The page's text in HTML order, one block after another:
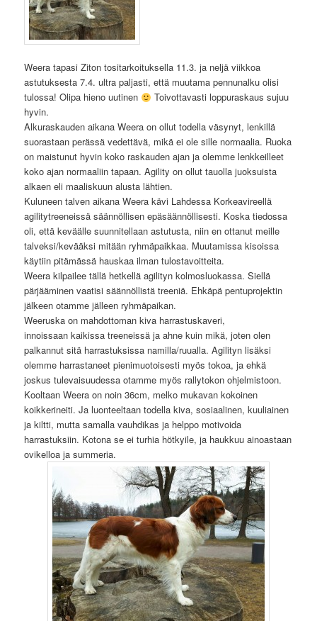
Weera tapasi Ziton tositarkoituksella 11.3. ja neljä viikkoa
astutuksesta 7.4. ultra paljasti, että muutama pennunalku olisi
tulossa! Olipa hieno uutinen
Toivottavasti loppuraskaus sujuu
hyvin.
Alkuraskauden aikana Weera on ollut todella väsynyt, lenkillä
suorastaan perässä vedettävä, mikä ei ole sille normaalia. Ruoka
on maistunut hyvin koko raskauden ajan ja olemme lenkkeilleet
koko ajan normaaliin tapaan. Agility on ollut tauolla juoksuista
alkaen eli maaliskuun alusta lähtien.
Kuluneen talven aikana Weera kävi Lahdessa Korkeavireellä
agilitytreeneissä säännöllisen epäsäännöllisesti. Koska tiedossa
oli, että keväälle suunnitellaan astutusta, niin en ottanut meille
talveksi/kevääksi mitään ryhmäpaikkaa. Muutamissa kisoissa
käytiin pitämässä hauskaa ilman tulostavoitteita.
Weera kilpailee tällä hetkellä agilityn kolmosluokassa. Siellä
pärjääminen vaatisi säännöllistä treeniä. Ehkäpä pentuprojektin
jälkeen otamme jälleen ryhmäpaikan.
Weeruska on mahdottoman kiva harrastuskaveri,
innoissaan kaikissa treeneissä ja ahne kuin mikä, joten olen
palkannut sitä harrastuksissa namilla/ruualla. Agilityn lisäksi
olemme harrastaneet pienimuotoisesti myös tokoa, ja ehkä
joskus tulevaisuudessa otamme myös rallytokon ohjelmistoon.
Kooltaan Weera on noin 36cm, melko mukavan kokoinen
koikkerineiti. Ja luonteeltaan todella kiva, sosiaalinen, kuuliainen
ja kiltti, mutta samalla vauhdikas ja helppo motivoida
harrastuksiin. Kotona se ei turhia hötkyile, ja haukkuu ainoastaan
ovikelloa ja summeria.